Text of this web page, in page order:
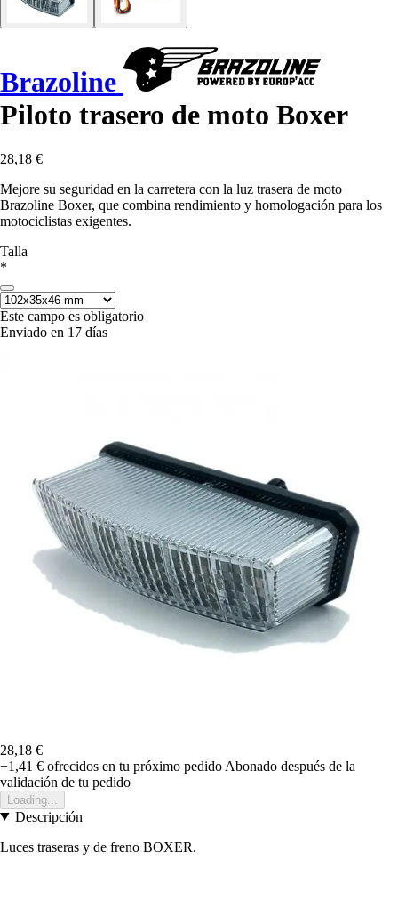
Brazoline
Piloto trasero de moto Boxer
28,18 €
Mejore su seguridad en la carretera con la luz trasera de moto
Brazoline Boxer, que combina rendimiento y homologación para los
motociclistas exigentes.
Talla
*
Este campo es obligatorio
Enviado en 17 días
28,18 €
+1,41 € ofrecidos en tu próximo pedido Abonado después de la
validación de tu pedido
Loading...
Descripción
Luces traseras y de freno BOXER.